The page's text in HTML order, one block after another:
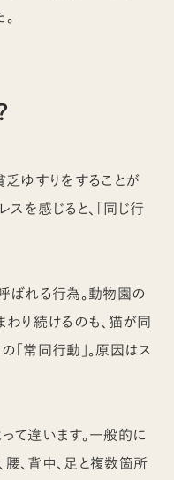
乏ゆすりをすることが
スを感じると、「同じ行
ばれる行為。動物園の
わり続けるのも、猫が同
「常同行動」。原因はス
て違います。一般的に
、背中、足と複数箇所